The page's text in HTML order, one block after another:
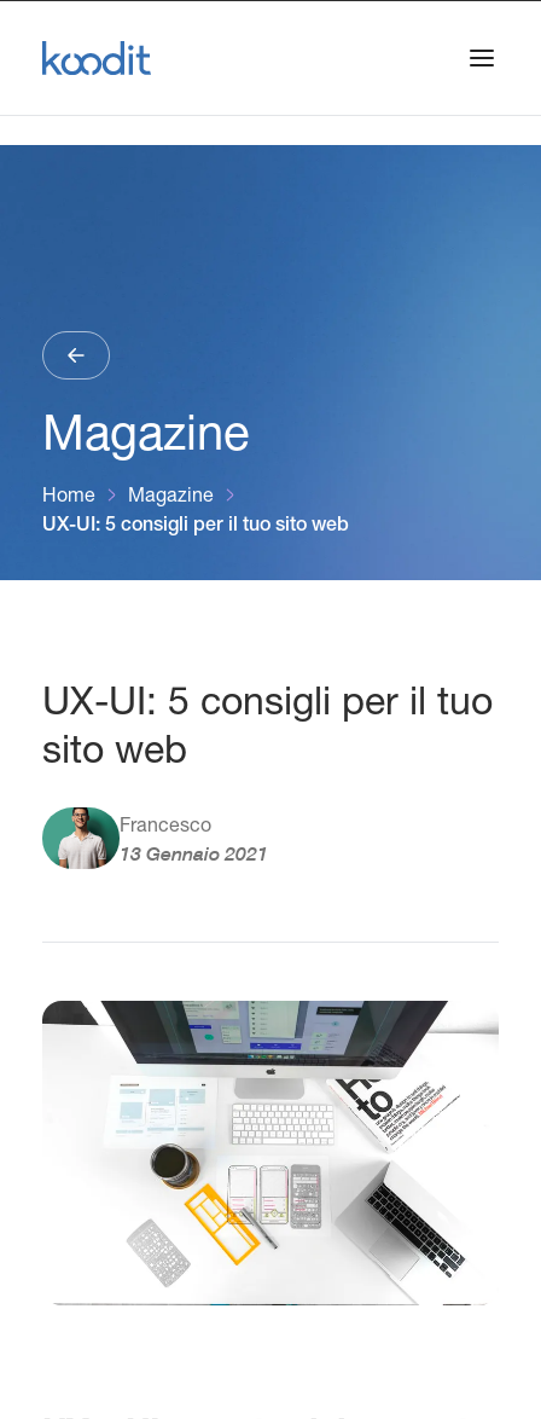
Magazine
Home Magazine
UX-UI: 5 consigli per il tuo sito web
UX-UI: 5 consigli per il tuo
sito web
Francesco
13 Gennaio 2021